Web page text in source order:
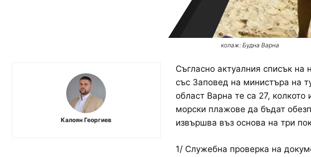
колаж: Будна Варна
Калоян Георгиев
Съгласно актуалния списък
със Заповед на министъра на
област Варна те са 27,
морски плажове да бъдат
извършва въз основа на три
1/ Служебна проверка на